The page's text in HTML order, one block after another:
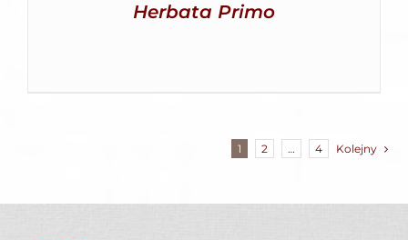
Herbata Primo
1 2 … 4 Kolejny